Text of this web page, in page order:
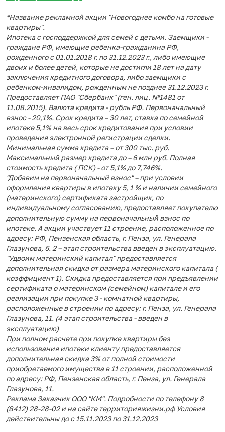
*Название рекламной акции "Новогоднее комбо на готовые
квартиры".
Ипотека с господдержкой для семей с детьми. Заемщики -
граждане РФ, имеющие ребенка-гражданина РФ,
рожденного с 01.01.2018 г. по 31.12.2023 г., либо имеющие
двоих и более детей, которые не достигли 18 лет на дату
заключения кредитного договора, либо заемщики с
ребенком-инвалидом, рожденным не позднее 31.12.2023 г.
Предоставляет ПАО "Сбербанк" (ген. лиц. №1481 от
11.08.2015). Валюта кредита - рубль РФ. Первоначальный
взнос - 20,1%. Срок кредита – 30 лет, ставка по семейной
ипотеке 5,1% на весь срок кредитования при условии
проведения электронной регистрации сделки.
Минимальная сумма кредита – от 300 тыс. руб.
Максимальный размер кредита до – 6 млн руб. Полная
стоимость кредита ( ПСК) - от 5,1% до 7,746%.
"Добавим на первоначальный взнос" – при условии
оформления квартиры в ипотеку 5, 1 % и наличии семейного
(материнского) сертификата застройщик, по
индивидуальному согласованию, предоставляет покупателю
дополнительную сумму на первоначальный взнос по
ипотеке. А акции участвует 11 строение, расположенное по
адресу: РФ, Пензенская область, г. Пенза, ул. Генерала
Глазунова, 6. 2 – этап строительства введен в эксплуатацию.
"Удвоим материнский капитал" предоставляется
дополнительная скидка от размера материнского капитала (
коэффициент 1). Скидка предоставляется при предъявлении
сертификата о материнском (семейном) капитале и его
реализации при покупке 3 - комнатной квартиры,
расположенные в строении по адресу: г. Пенза, ул. Генерала
Глазунова, 11. (4 этап строительства - введен в
эксплуатацию)
При полном расчете при покупке квартиры без
использования ипотеки клиенту предоставляется
дополнительная скидка 3% от полной стоимости
приобретаемого имущества в 11 строении, расположенной
по адресу: РФ, Пензенская область, г. Пенза, ул. Генерала
Глазунова, 11.
Реклама Заказчик ООО "КМ". Подробности по телефону 8
(8412) 28-28-02 и на сайте территорияжизни.рф Условия
действительны до с 15.11.2023 по 31.12.2023